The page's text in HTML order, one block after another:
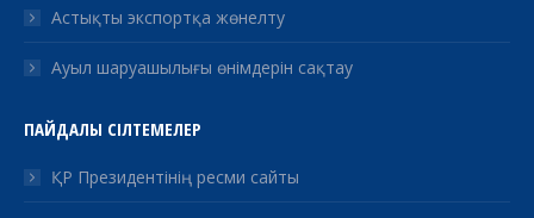
Астықты экспортқа жөнелту
Ауыл шаруашылығы өнімдерін сақтау
ПАЙДАЛЫ СІЛТЕМЕЛЕР
ҚР Президентінің ресми сайты